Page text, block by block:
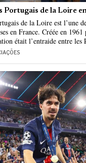
Portugais de la Loire
de la Loire est l’une
en France. Créée en
était l’entraide entre les